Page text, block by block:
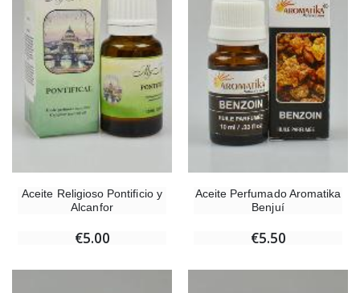
Aceite Religioso Pontificio y
Alcanfor
€5.00
Aceite Perfumado Aromatika
Benjuí
€5.50